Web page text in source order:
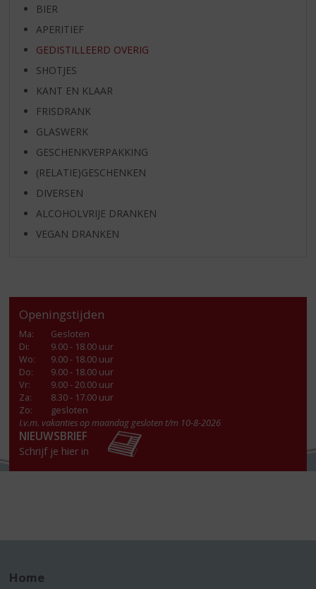
BIER
APERITIEF
GEDISTILLEERD OVERIG
SHOTJES
KANT EN KLAAR
FRISDRANK
GLASWERK
GESCHENKVERPAKKING
(RELATIE)GESCHENKEN
DIVERSEN
ALCOHOLVRIJE DRANKEN
VEGAN DRANKEN
Openingstijden
Ma:
Gesloten
Di:
9.00 - 18.00 uur
Wo:
9.00 - 18.00 uur
Do:
9.00 - 18.00 uur
Vr:
9.00 - 20.00 uur
Za:
8.30 - 17.00 uur
Zo:
gesloten
I.v.m. vakanties op maandag gesloten t/m 10-8-2026
NIEUWSBRIEF
Schrijf je hier in
Home